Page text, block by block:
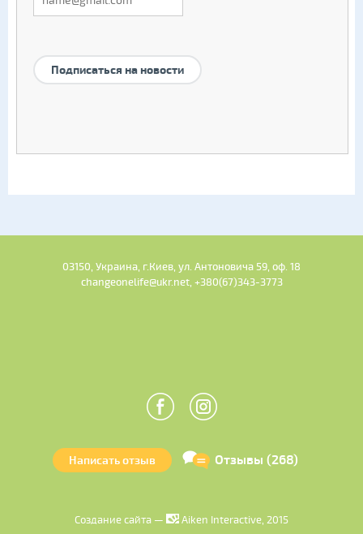
Подписаться на новости
03150, Украина, г.Киев, ул. Антоновича 59, оф. 18
changeonelife@ukr.net, +380(67)343-3773
Написать отзыв Отзывы (268)
Создание сайта — Aiken Interactive, 2015